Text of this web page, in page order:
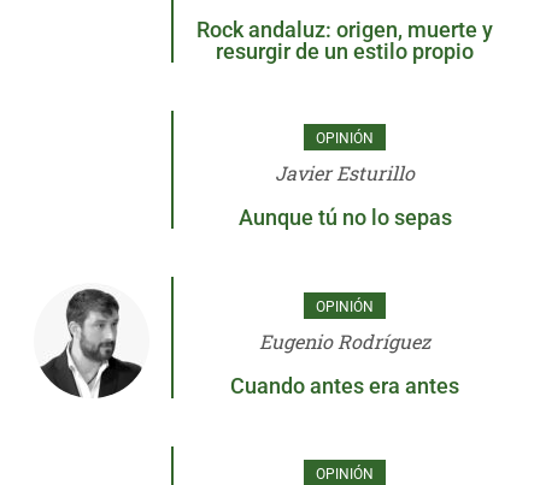
Rock andaluz: origen, muerte y
resurgir de un estilo propio
OPINIÓN
Javier Esturillo
Aunque tú no lo sepas
OPINIÓN
Eugenio Rodríguez
Cuando antes era antes
OPINIÓN